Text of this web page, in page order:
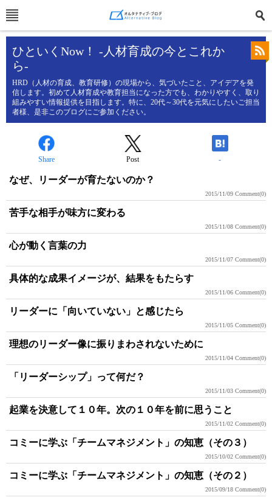
ひといくNow！ -人材育成の今とこれか
ら-
HRD（人材の育成、教育研修）の現場から、気づいたこと、アイデアを発
信します。初めて人材育成や教育担当になった方でも、わかりやすく、取り
組みやすい情報提供を目指します。特に、20代～30代を元気にしたいご担当
者様、是非このブログにご参加ください。
Share Post -
なぜ、リーダーが育たないのか？
2015/11/09 Comment(0)
苦手な相手が味方に変わる
2015/11/08 Comment(0)
心が動く言葉の力
2015/11/07 Comment(0)
具体的な成果イメージが、結果をもたらす
2015/11/06 Comment(0)
リーダーに「向いていない」と感じたら
2015/11/05 Comment(0)
理想のリーダー像に振りまわされないために
2015/11/04 Comment(0)
「リーダーシップ」って何だ？
2015/11/03 Comment(0)
起業を決意して１０年。次の１０年を前に思うこと
2015/11/02 Comment(0)
コミーに学ぶ「チームマネジメント」の知恵（その３）
2015/10/02 Comment(0)
コミーに学ぶ「チームマネジメント」の知恵（その２）
2015/09/18 Comment(0)